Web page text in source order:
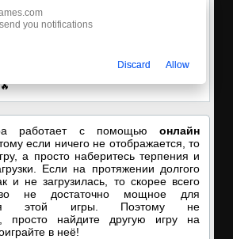
🔥ПОРНО-ЧАТ ОНЛАЙН🔥
работает с помощью онлайн
если ничего не отображается, то
а просто наберитесь терпения и
Если на протяжении долгого
и не загрузилась, то скорее всего
не достаточно мощное для
этой игры. Поэтому не
просто найдите другую игру на
в неё!
you notifications
Discard Allow